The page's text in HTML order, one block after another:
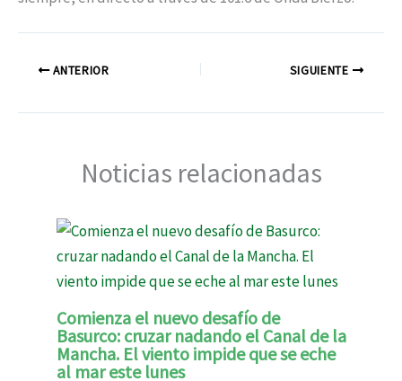
ANTERIOR SIGUIENTE
Noticias relacionadas
Comienza el nuevo desafío de
Basurco: cruzar nadando el Canal de la
Mancha. El viento impide que se eche
al mar este lunes